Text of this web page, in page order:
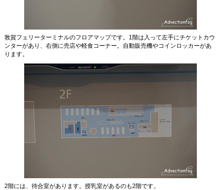
敦賀フェリーターミナルのフロアマップです。1階は入って左手にチケットカウ
ンターがあり、右側に売店や軽食コーナー。自動販売機やコインロッカーがあ
ります。
2階には、待合室があります。授乳室があるのも2階です。